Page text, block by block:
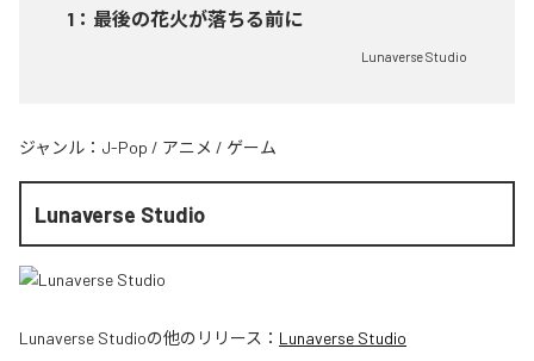
1 ： 最後の花火が落ちる前に
Lunaverse Studio
ジャンル： J-Pop / アニメ / ゲーム
Lunaverse Studio
Lunaverse Studioの他のリリース： Lunaverse Studio